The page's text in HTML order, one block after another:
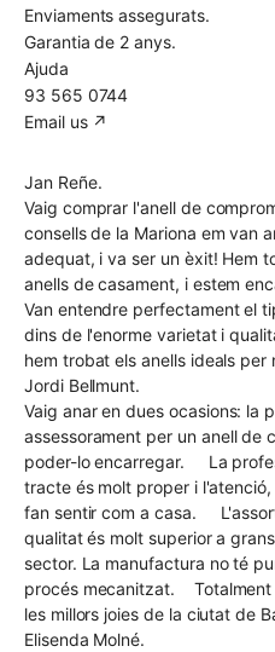
Enviaments assegurats.
Garantia de 2 anys.
Ajuda
93 565 0744
Email us ↗︎
Jan Reñe.
Vaig comprar l'anell de
consells de la Mariona em van
adequat, i va ser un èxit! Hem
anells de casament, i estem
Van entendre perfectament el
dins de l'enorme varietat i
hem trobat els anells ideals per
Jordi Bellmunt.
Vaig anar en dues ocasions: la
assessorament per un anell de
poder-lo encarregar. La
tracte és molt proper i
fan sentir com a casa.
qualitat és molt superior a
sector. La manufactura no té
procés mecanitzat. Totalment
les millors joies de la ciutat de
Elisenda Molné.